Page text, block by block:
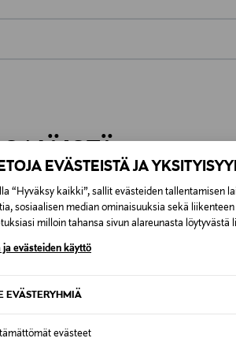
EVÄSTEISTÄ JA
“Hyväksy kaikki”, sallit evästeiden tallentamisen
sosiaalisen median ominaisuuksia sekä
milloin tahansa sivun alareunasta löytyvästä
ja evästeiden käyttö
EVÄSTERYHMIÄ
evästeet
7,90
Alk. 6,90
NÄISTÄ